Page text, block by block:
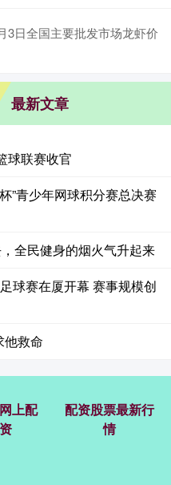
3日全国主要批发市场龙虾价
最新文章
球联赛收官
”青少年网球积分赛总决赛
全民健身的烟火气升起来
球赛在厦开幕 赛事规模创
他救命
上配
资
配资股票最新行
情